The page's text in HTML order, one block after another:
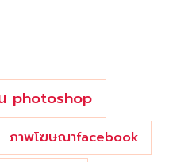
photoshop
ภาพโฆษณาfacebook